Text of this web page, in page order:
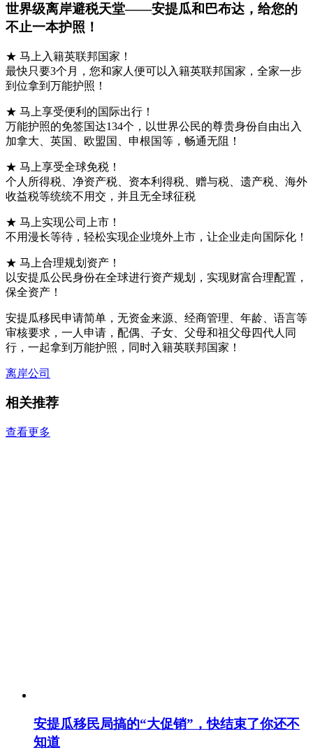
世界级离岸避税天堂——安提瓜和巴布达，给您的
不止一本护照！
★ 马上入籍英联邦国家！
最快只要3个月，您和家人便可以入籍英联邦国家，全家一步
到位拿到万能护照！
★ 马上享受便利的国际出行！
万能护照的免签国达134个，以世界公民的尊贵身份自由出入
加拿大、英国、欧盟国、申根国等，畅通无阻！
★ 马上享受全球免税！
个人所得税、净资产税、资本利得税、赠与税、遗产税、海外
收益税等统统不用交，并且无全球征税
★ 马上实现公司上市！
不用漫长等待，轻松实现企业境外上市，让企业走向国际化！
★ 马上合理规划资产！
以安提瓜公民身份在全球进行资产规划，实现财富合理配置，
保全资产！
安提瓜移民申请简单，无资金来源、经商管理、年龄、语言等
审核要求，一人申请，配偶、子女、父母和祖父母四代人同
行，一起拿到万能护照，同时入籍英联邦国家！
离岸公司
相关推荐
查看更多
安提瓜移民局搞的“大促销”，快结束了你还不
知道